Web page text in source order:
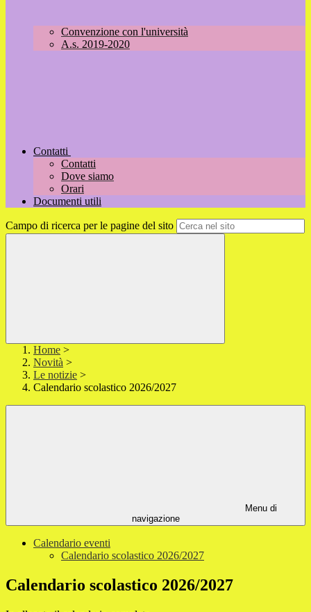
Convenzione con l'università
A.s. 2019-2020
Contatti
Contatti
Dove siamo
Orari
Documenti utili
Campo di ricerca per le pagine del sito
Home >
Novità >
Le notizie >
Calendario scolastico 2026/2027
Menu di
navigazione
Calendario eventi
Calendario scolastico 2026/2027
Calendario scolastico 2026/2027